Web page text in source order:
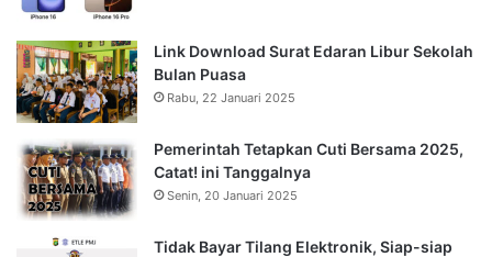
Link Download Surat Edaran Libur Sekolah
Bulan Puasa
Rabu, 22 Januari 2025
Pemerintah Tetapkan Cuti Bersama 2025,
Catat! ini Tanggalnya
Senin, 20 Januari 2025
Tidak Bayar Tilang Elektronik, Siap-siap